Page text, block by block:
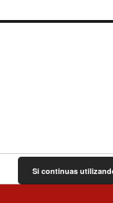
Si continuas